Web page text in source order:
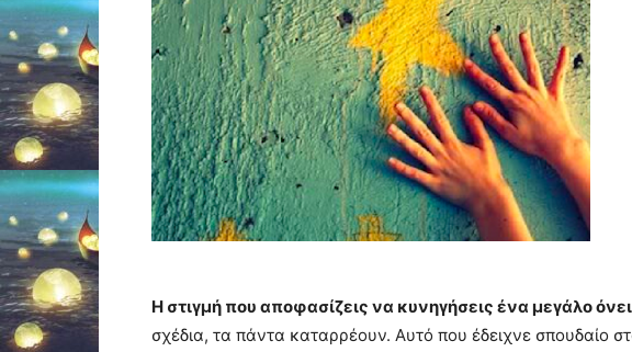
Η στιγμή που αποφασίζεις να κυνηγήσεις ένα μεγάλο
σχέδια, τα πάντα καταρρέουν. Αυτό που έδειχνε σπουδαίο